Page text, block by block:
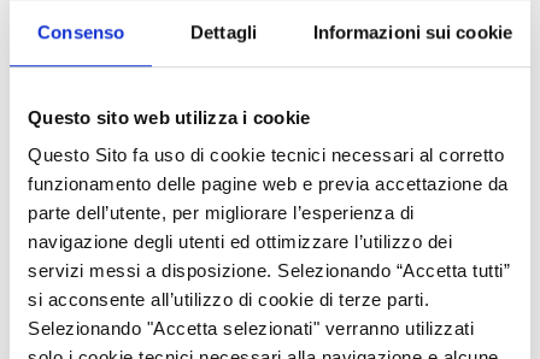
Consenso Dettagli Informazioni sui cookie
Questo sito web utilizza i cookie
Questo Sito fa uso di cookie tecnici necessari al corretto
funzionamento delle pagine web e previa accettazione da
parte dell’utente, per migliorare l’esperienza di
navigazione degli utenti ed ottimizzare l’utilizzo dei
servizi messi a disposizione. Selezionando “Accetta tutti”
si acconsente all’utilizzo di cookie di terze parti.
Selezionando "Accetta selezionati" verranno utilizzati
attivate da ciascun stato UE.
La cartina, elaborata dal Centro europeo per la prevenzione e il
UE in tempo reale rispetto alle eventuali restrizioni alla libera
circolazione e le misure applicate ai viaggiatori provenienti da
zone a rischio più elevato.
Ciascuna regione sarà dunque contrassegnata con un colore
diverso a seconda del rischio:
- VERDE: se nella settimana precedente vi è stato un tasso di
test positivi inferiore al 4% e meno di 25 casi ogni 100 mila